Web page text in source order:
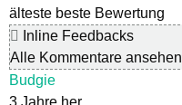
älteste beste Bewertung
Inline Feedbacks
Alle Kommentare ansehen
Budgie
3 Jahre her